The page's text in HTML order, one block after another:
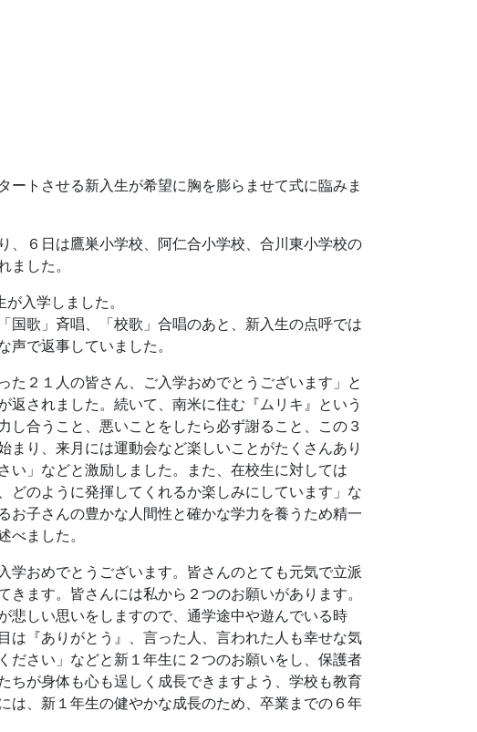
トさせる新入生が希望に胸を膨らませて式に臨みま
、６日は鷹巣小学校、阿仁合小学校、合川東小学校の
ました。
入学しました。
国歌」斉唱、「校歌」合唱のあと、新入生の点呼では
で返事していました。
２１人の皆さん、ご入学おめでとうございます」と
されました。続いて、南米に住む『ムリキ』という
合うこと、悪いことをしたら必ず謝ること、この３
り、来月には運動会など楽しいことがたくさんあり
い」などと激励しました。また、在校生に対しては
どのように発揮してくれるか楽しみにしています」な
お子さんの豊かな人間性と確かな学力を養うため精一
べました。
学おめでとうございます。皆さんのとても元気で立派
ます。皆さんには私から２つのお願いがあります。
悲しい思いをしますので、通学途中や遊んでいる時
は『ありがとう』、言った人、言われた人も幸せな気
ださい」などと新１年生に２つのお願いをし、保護者
ちが身体も心も逞しく成長できますよう、学校も教育
は、新１年生の健やかな成長のため、卒業までの６年